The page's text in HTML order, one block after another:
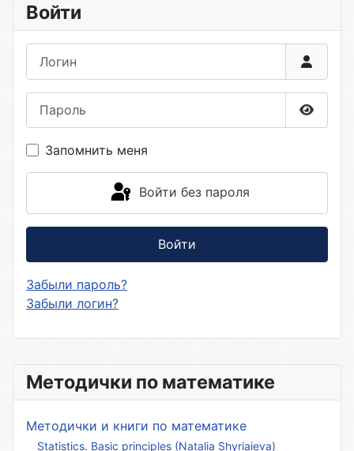
Методички по математике
Методички и книги по математике
Statistics. Basic principles (Natalia Shyriaieva)
Войти
Запомнить меня
Войти без пароля
Войти
Забыли пароль?
Забыли логин?